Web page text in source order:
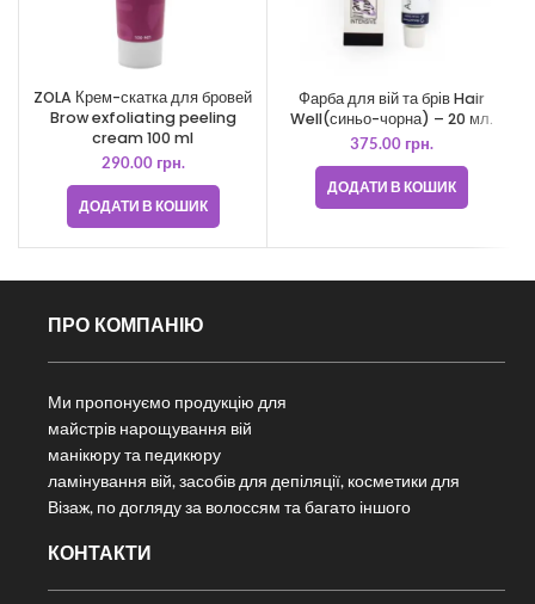
ZOLA Крем-скатка для бровей
Brow exfoliating peeling
cream 100 ml
290.00 грн.
ДОДАТИ В КОШИК
Фарба для вій та брів Hair
Well(синьо-чорна) – 20 мл.
375.00 грн.
ДОДАТИ В КОШИК
ПРО КОМПАНІЮ
Ми пропонуємо продукцію для
майстрів нарощування вій
манікюру та педикюру
ламінування вій, засобів для депіляції, косметики для
Візаж, по догляду за волоссям та багато іншого
КОНТАКТИ